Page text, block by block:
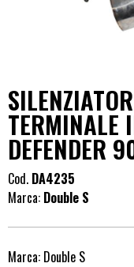
TERMINALE
DEFENDER
Cod. DA4235
Marca: Double S
Marca: Double S